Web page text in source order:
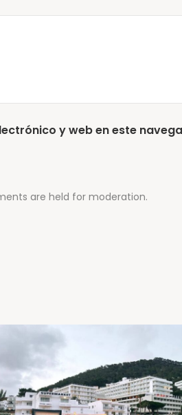
are held for moderation.
y web en este